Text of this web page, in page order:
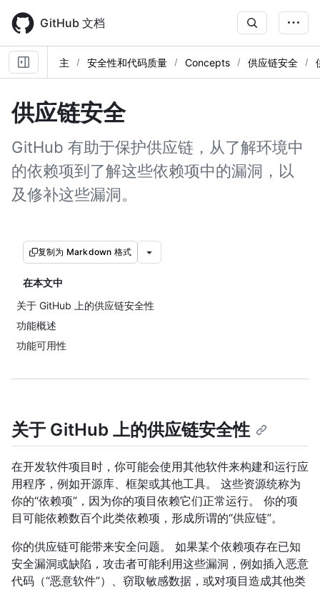
main
content
GitHub 文档
主 安全性和代码质量 Concepts 供应链安全
供应链安全
GitHub 有助于保护供应链，从了解环境中
的依赖项到了解这些依赖项中的漏洞，以
及修补这些漏洞。
复制为 Markdown 格式
在本文中
关于 GitHub 上的供应链安全性
功能概述
功能可用性
关于 GitHub 上的供应链安全性
在开发软件项目时，你可能会使用其他软件来构建和运行应
用程序，例如开源库、框架或其他工具。 这些资源统称为
你的“依赖项”，因为你的项目依赖它们正常运行。 你的项
目可能依赖数百个此类依赖项，形成所谓的“供应链”。
你的供应链可能带来安全问题。 如果某个依赖项存在已知
安全漏洞或缺陷，攻击者可能利用这些漏洞，例如插入恶意
代码（“恶意软件”）、窃取敏感数据，或对项目造成其他类